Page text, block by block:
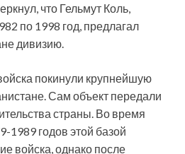
что Гельмут Коль,
по 1998 год, предлагал
дивизию.
покинули крупнейшую
Сам объект передали
страны. Во время
1989 годов этой базой
войска, однако после